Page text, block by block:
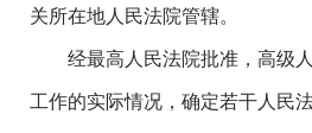
关所在地人民法院管辖。
经最高人民法院批准，高级
工作的实际情况，确定若干人民